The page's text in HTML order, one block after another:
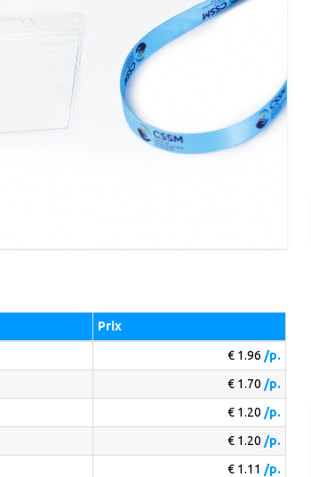
Prix
€ 1.96 /p.
€ 1.70 /p.
€ 1.20 /p.
€ 1.20 /p.
€ 1.11 /p.